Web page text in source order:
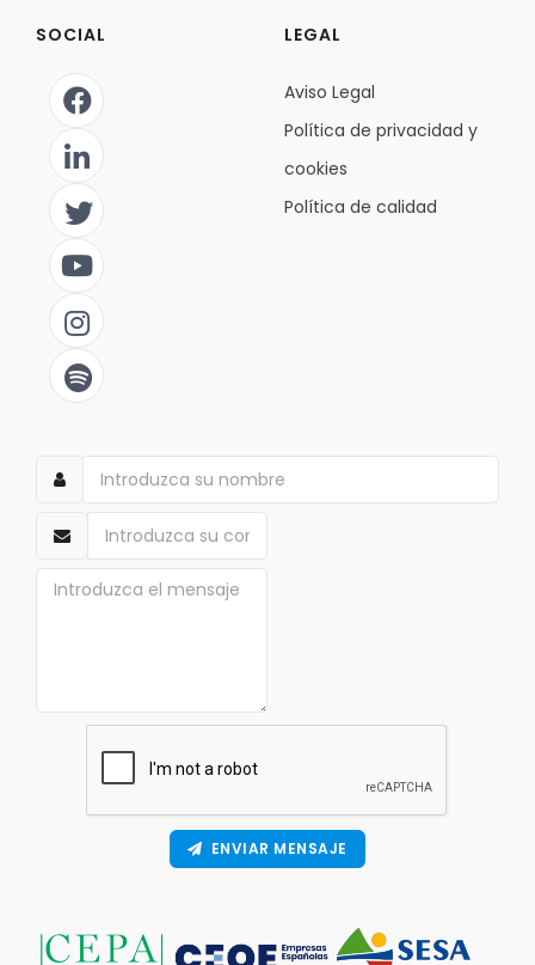
SOCIAL LEGAL
Aviso Legal
Política de privacidad y
cookies
Política de calidad
ENVIAR MENSAJE